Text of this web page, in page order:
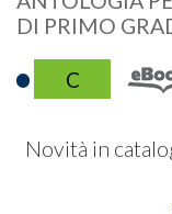
DI PRIMO
C
Novità in